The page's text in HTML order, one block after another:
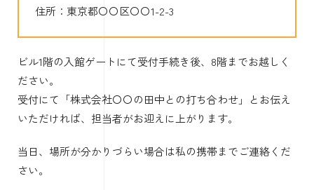
住所：東京都〇〇区〇〇1-2-3
ビル1階の入館ゲートにて受付手続き後、8階までお越しく
ださい。
受付にて「株式会社〇〇の田中との打ち合わせ」とお伝え
いただければ、担当者がお迎えに上がります。
当日、場所が分かりづらい場合は私の携帯までご連絡くだ
さい。